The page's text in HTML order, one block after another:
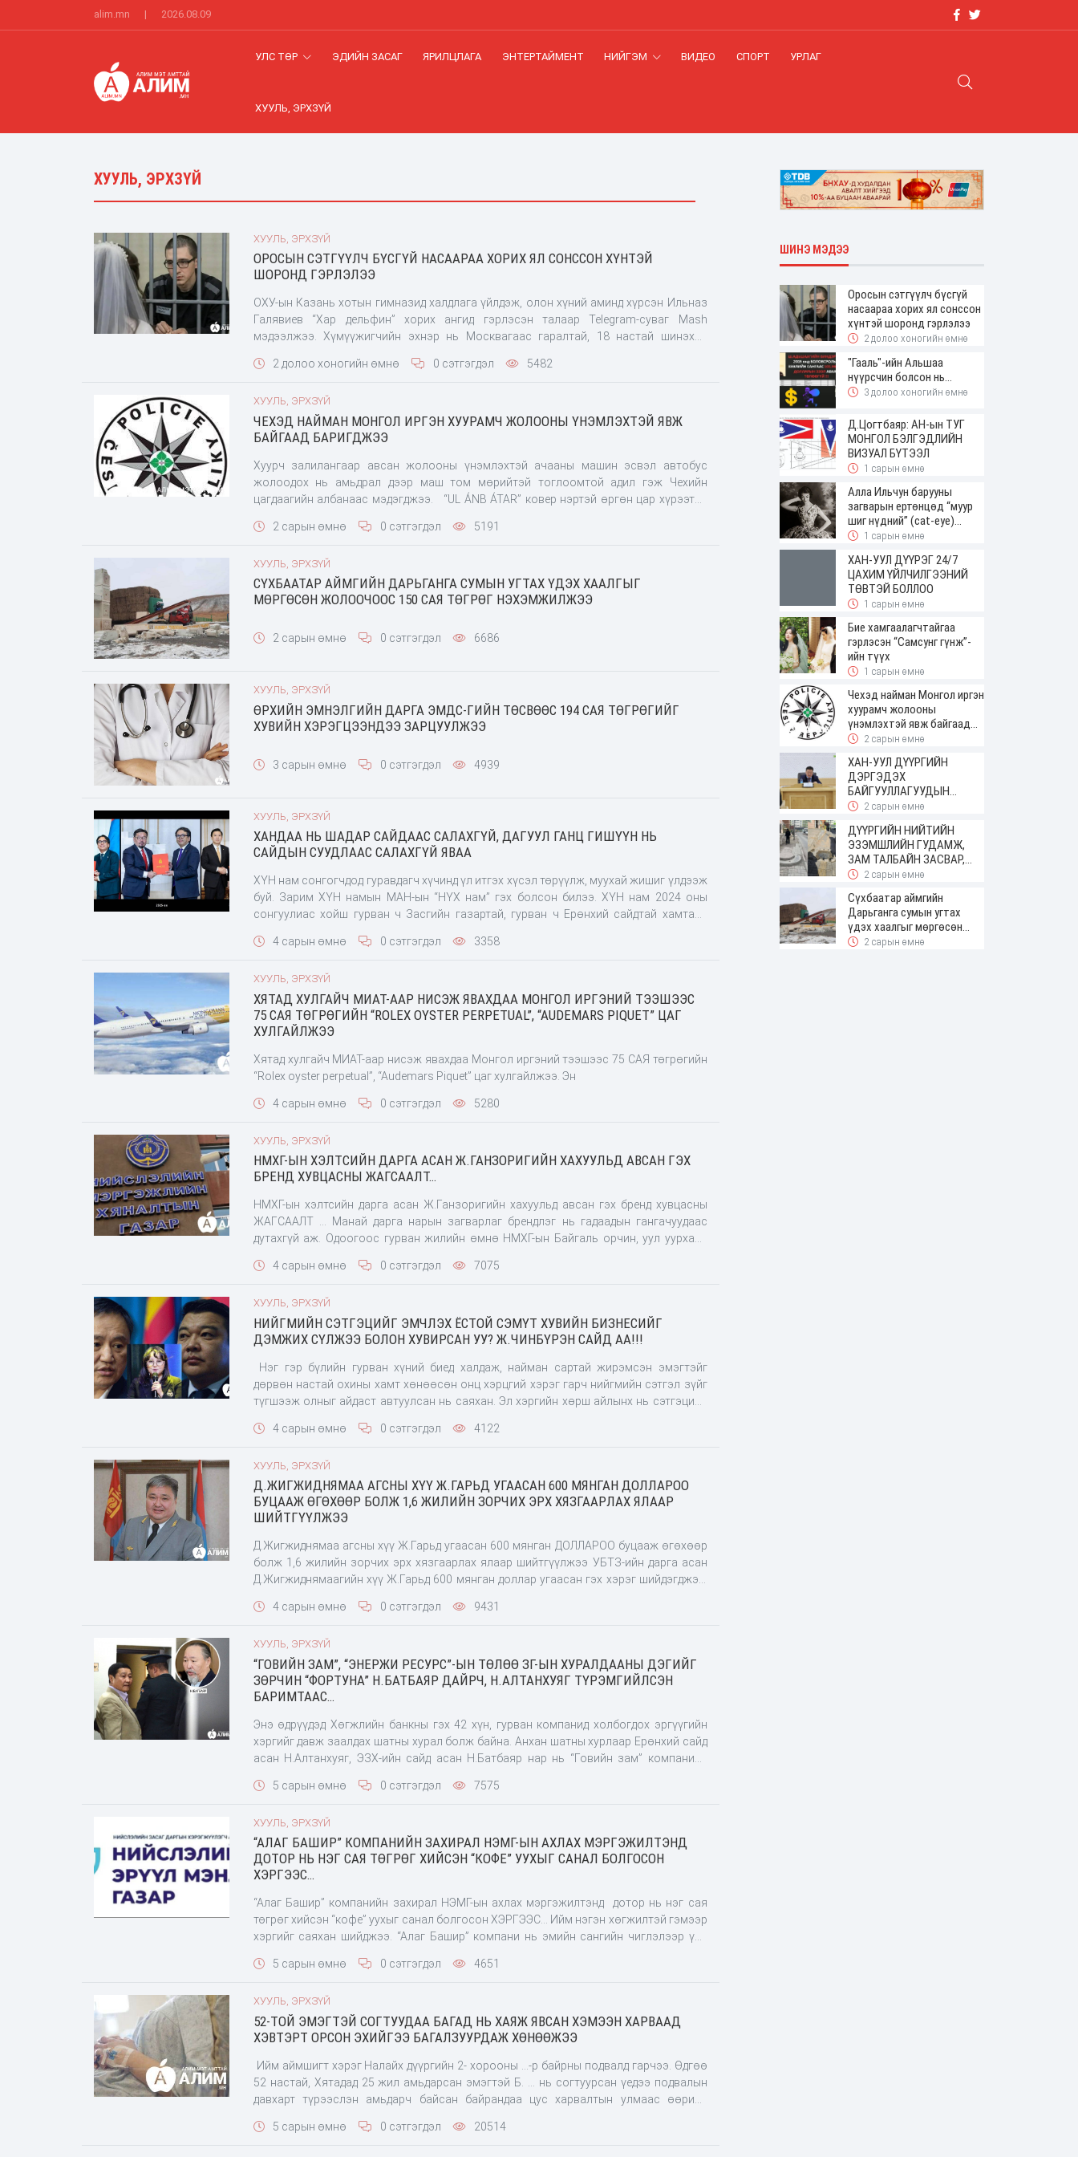
alim.mn | 2026.08.09
УЛС ТӨР ЭДИЙН ЗАСАГ ЯРИЛЦЛАГА ЭНТЕРТАЙМЕНТ НИЙГЭМ ВИДЕО СПОРТ УРЛАГ
ХУУЛЬ, ЭРХЗҮЙ
ХУУЛЬ, ЭРХЗҮЙ
ХУУЛЬ, ЭРХЗҮЙ
ОРОСЫН СЭТГҮҮЛЧ БҮСГҮЙ НАСААРАА ХОРИХ ЯЛ СОНССОН ХҮНТЭЙ
ШОРОНД ГЭРЛЭЛЭЭ
ОХУ-ын Казань хотын гимназид халдлага үйлдэж, олон хүний аминд хүрсэн Ильназ
Галявиев “Хар дельфин” хорих ангид гэрлэсэн талаар Telegram-суваг Mash
мэдээлжээ. Хүмүүжигчийн эхнэр нь Москвагаас гаралтай, 18 настай шинэхэн
2 долоо хоногийн өмнө
0 сэтгэгдэл 5482
ХУУЛЬ, ЭРХЗҮЙ
ЧЕХЭД НАЙМАН МОНГОЛ ИРГЭН ХУУРАМЧ ЖОЛООНЫ ҮНЭМЛЭХТЭЙ ЯВЖ
БАЙГААД БАРИГДЖЭЭ
Хуурч залилангаар авсан жолооны үнэмлэхтэй ачааны машин эсвэл автобус
жолоодох нь амьдрал дээр маш том мөрийтэй тоглоомтой адил гэж Чехийн
цагдаагийн албанаас мэдэгджээ. ️ “UL ÁNB ÁTAR” ковер нэртэй өргөн цар хүрээтэй
2 сарын өмнө
0 сэтгэгдэл 5191
ХУУЛЬ, ЭРХЗҮЙ
СҮХБААТАР АЙМГИЙН ДАРЬГАНГА СУМЫН УГТАХ ҮДЭХ ХААЛГЫГ
МӨРГӨСӨН ЖОЛООЧООС 150 САЯ ТӨГРӨГ НЭХЭМЖИЛЖЭЭ
2 сарын өмнө 0 сэтгэгдэл 6686
ХУУЛЬ, ЭРХЗҮЙ
ӨРХИЙН ЭМНЭЛГИЙН ДАРГА ЭМДС-ГИЙН ТӨСВӨӨС 194 САЯ ТӨГРӨГИЙГ
ХУВИЙН ХЭРЭГЦЭЭНДЭЭ ЗАРЦУУЛЖЭЭ
3 сарын өмнө 0 сэтгэгдэл 4939
ХУУЛЬ, ЭРХЗҮЙ
ХАНДАА НЬ ШАДАР САЙДААС САЛАХГҮЙ, ДАГУУЛ ГАНЦ ГИШҮҮН НЬ
САЙДЫН СУУДЛААС САЛАХГҮЙ ЯВАА
ХҮН нам сонгогчдод гуравдагч хүчинд үл итгэх хүсэл төрүүлж, муухай жишиг үлдээж
буй. Зарим ХҮН намын МАН-ын “НҮХ нам” гэх болсон билээ. ХҮН нам 2024 оны
сонгуулиас хойш гурван ч Засгийн газартай, гурван ч Ерөнхий сайдтай хамтарч
суудлаас буухгүй яваа. Боловсролын яаманд УИХ дот
4 сарын өмнө 0 сэтгэгдэл 3358
ХУУЛЬ, ЭРХЗҮЙ
ХЯТАД ХУЛГАЙЧ МИАТ-ААР НИСЭЖ ЯВАХДАА МОНГОЛ ИРГЭНИЙ ТЭЭШЭЭС
75 САЯ ТӨГРӨГИЙН “ROLEX OYSTER PERPETUAL”, “AUDEMARS PIQUET” ЦАГ
ХУЛГАЙЛЖЭЭ
Хятад хулгайч МИАТ-аар нисэж явахдаа Монгол иргэний тээшээс 75 САЯ төгрөгийн
“Rolex oyster perpetual”, “Audemars Piquet” цаг хулгайлжээ. Эн
4 сарын өмнө 0 сэтгэгдэл 5280
ХУУЛЬ, ЭРХЗҮЙ
НМХГ-ЫН ХЭЛТСИЙН ДАРГА АСАН Ж.ГАНЗОРИГИЙН ХАХУУЛЬД АВСАН ГЭХ
БРЕНД ХУВЦАСНЫ ЖАГСААЛТ…
НМХГ-ын хэлтсийн дарга асан Ж.Ганзоригийн хахуульд авсан гэх бренд хувцасны
ЖАГСААЛТ … Манай дарга нарын загварлаг брендлэг нь гадаадын гангачуудаас
дутахгүй аж. Одоогоос гурван жилийн өмнө НМХГ-ын Байгаль орчин, уул уурхайн
4 сарын өмнө
0 сэтгэгдэл 7075
ХУУЛЬ, ЭРХЗҮЙ
НИЙГМИЙН СЭТГЭЦИЙГ ЭМЧЛЭХ ЁСТОЙ СЭМҮТ ХУВИЙН БИЗНЕСИЙГ
ДЭМЖИХ СҮЛЖЭЭ БОЛОН ХУВИРСАН УУ? Ж.ЧИНБҮРЭН САЙД АА!!!
Нэг гэр бүлийн гурван хүний биед халдаж, найман сартай жирэмсэн эмэгтэйг
дөрвөн настай охины хамт хөнөөсөн онц хэрцгий хэрэг гарч нийгмийн сэтгэл зүйг
түгшээж олныг айдаст автуулсан нь саяхан. Эл хэргийн хөрш айлынх нь сэтгэцийн
охид нэгнээ бүлэглэн зодож тамлаж буй бичлэг цахим орчин
4 сарын өмнө 0 сэтгэгдэл 4122
ХУУЛЬ, ЭРХЗҮЙ
Д.ЖИГЖИДНЯМАА АГСНЫ ХҮҮ Ж.ГАРЬД УГААСАН 600 МЯНГАН ДОЛЛАРОО
БУЦААЖ ӨГӨХӨӨР БОЛЖ 1,6 ЖИЛИЙН ЗОРЧИХ ЭРХ ХЯЗГААРЛАХ ЯЛААР
ШИЙТГҮҮЛЖЭЭ
Д.Жигжиднямаа агсны хүү Ж.Гарьд угаасан 600 мянган ДОЛЛАРОО буцааж өгөхөөр
болж 1,6 жилийн зорчих эрх хязгаарлах ялаар шийтгүүлжээ УБТЗ-ийн дарга асан
Д.Жигжиднямаагийн хүү Ж.Гарьд 600 мянган доллар угаасан гэх хэрэг шийдэгджээ.
профешнл ложистик&
4 сарын өмнө 0 сэтгэгдэл 9431
ХУУЛЬ, ЭРХЗҮЙ
“ГОВИЙН ЗАМ”, “ЭНЕРЖИ РЕСУРС”-ЫН ТӨЛӨӨ ЗГ-ЫН ХУРАЛДААНЫ ДЭГИЙГ
ЗӨРЧИН “ФОРТУНА” Н.БАТБАЯР ДАЙРЧ, Н.АЛТАНХУЯГ ТҮРЭМГИЙЛСЭН
БАРИМТААС…
Энэ өдрүүдэд Хөгжлийн банкны гэх 42 хүн, гурван компанид холбогдох эргүүгийн
хэргийг давж заалдах шатны хурал болж байна. Анхан шатны хурлаар Ерөнхий сайд
асан Н.Алтанхуяг, ЭЗХ-ийн сайд асан Н.Батбаяр нар нь “Говийн зам” компанийн
Гашуунсухайт боомтын х
5 сарын өмнө 0 сэтгэгдэл 7575
ХУУЛЬ, ЭРХЗҮЙ
“АЛАГ БАШИР” КОМПАНИЙН ЗАХИРАЛ НЭМГ-ЫН АХЛАХ МЭРГЭЖИЛТЭНД
ДОТОР НЬ НЭГ САЯ ТӨГРӨГ ХИЙСЭН “КОФЕ” УУХЫГ САНАЛ БОЛГОСОН
ХЭРГЭЭС…
“Алаг Башир” компанийн захирал НЭМГ-ын ахлах мэргэжилтэнд дотор нь нэг сая
төгрөг хийсэн “кофе” уухыг санал болгосон ХЭРГЭЭС… Ийм нэгэн хөгжилтэй гэмээр
хэргийг саяхан шийджээ. “Алаг Башир” компани нь эмийн сангийн чиглэлээр үйл
5 сарын өмнө
0 сэтгэгдэл 4651
ХУУЛЬ, ЭРХЗҮЙ
52-ТОЙ ЭМЭГТЭЙ СОГТУУДАА БАГАД НЬ ХАЯЖ ЯВСАН ХЭМЭЭН ХАРВААД
ХЭВТЭРТ ОРСОН ЭХИЙГЭЭ БАГАЛЗУУРДАЖ ХӨНӨӨЖЭЭ
Ийм аймшигт хэрэг Налайх дүүргийн 2- хорооны …-р байрны подвалд гарчээ. Өдгөө
52 настай, Хятадад 25 жил амьдарсан эмэгтэй Б. … нь согтуурсан үедээ подвалын
давхарт түрээслэн амьдарч байсан байрандаа цус харвалтын улмаас өөрийн
байдал, ар гэрийн сэтгэл зүйн дарамт зэргээс
5 сарын өмнө 0 сэтгэгдэл 20514
ШИНЭ МЭДЭЭ
Оросын сэтгүүлч бүсгүй
насаараа хорих ял сонссон
хүнтэй шоронд гэрлэлээ
2 долоо хоногийн өмнө
"Гааль"-ийн Альшаа
нүүрсчин болсон нь...
3 долоо хоногийн өмнө
Д.Цогтбаяр: АН-ын ТУГ
МОНГОЛ БЭЛГЭДЛИЙН
ВИЗУАЛ БҮТЭЭЛ
1 сарын өмнө
Алла Ильчун барууны
загварын ертөнцөд “муур
шиг нүдний” (cat-eye)
будалтын трендийг оруулж
1 сарын өмнө
ХАН-УУЛ ДҮҮРЭГ 24/7
ЦАХИМ ҮЙЛЧИЛГЭЭНИЙ
ТӨВТЭЙ БОЛЛОО
1 сарын өмнө
Бие хамгаалагчтайгаа
гэрлэсэн “Самсунг гүнж”-
ийн түүх
1 сарын өмнө
Чехэд найман Монгол иргэн
хуурамч жолооны
үнэмлэхтэй явж байгаад
баригджээ
2 сарын өмнө
ХАН-УУЛ ДҮҮРГИЙН
ДЭРГЭДЭХ
БАЙГУУЛЛАГУУДЫН
УДИРДАХ АЖИЛТНЫ
ЗОХИОН БАЙГУУЛАГДЛАА
2 сарын өмнө
ДҮҮРГИЙН НИЙТИЙН
ЭЗЭМШЛИЙН ГУДАМЖ,
ЗАМ ТАЛБАЙН ЗАСВАР,
ШИНЭЧЛЭЛТИЙН АЖИЛ
2 сарын өмнө
Сүхбаатар аймгийн
Дарьганга сумын угтах
үдэх хаалгыг мөргөсөн
жолоочоос 150 сая төгрөг
2 сарын өмнө